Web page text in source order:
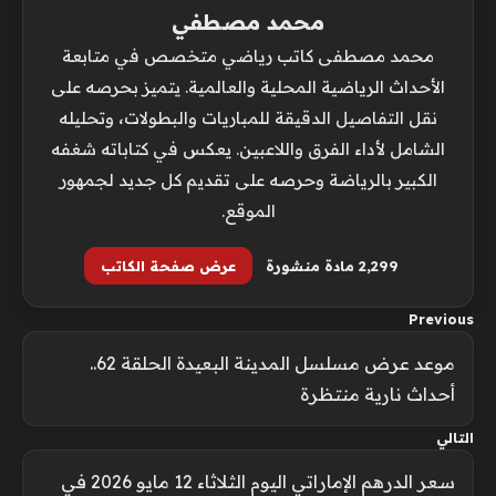
محمد مصطفي
محمد مصطفى كاتب رياضي متخصص في متابعة
الأحداث الرياضية المحلية والعالمية. يتميز بحرصه على
نقل التفاصيل الدقيقة للمباريات والبطولات، وتحليله
الشامل لأداء الفرق واللاعبين. يعكس في كتاباته شغفه
الكبير بالرياضة وحرصه على تقديم كل جديد لجمهور
الموقع.
2٬299 مادة منشورة عرض صفحة الكاتب
Previous
موعد عرض مسلسل المدينة البعيدة الحلقة 62..
أحداث نارية منتظرة
التالي
سعر الدرهم الإماراتي اليوم الثلاثاء 12 مايو 2026 في